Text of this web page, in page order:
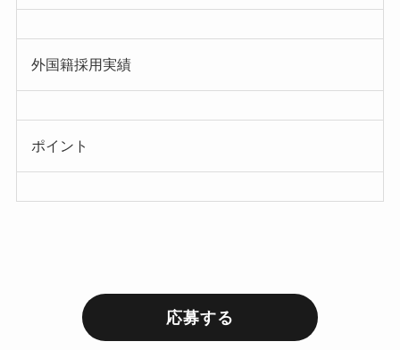
外国籍採用実績
ポイント
応募する